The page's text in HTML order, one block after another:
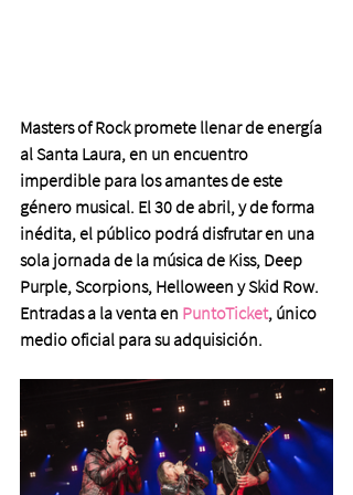
Masters of Rock promete llenar de energía
al Santa Laura, en un encuentro
imperdible para los amantes de este
género musical. El 30 de abril, y de forma
inédita, el público podrá disfrutar en una
sola jornada de la música de Kiss, Deep
Purple, Scorpions, Helloween y Skid Row.
Entradas a la venta en PuntoTicket, único
medio oficial para su adquisición.